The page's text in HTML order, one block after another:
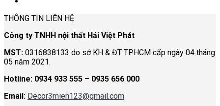
THÔNG TIN LIÊN HỆ
Công ty TNHH nội thất Hải Việt Phát
MST: 0316838133 do sở KH & ĐT TP.HCM cấp ngày 04 tháng
05 năm 2021.
Hotline: 0934 933 555 – 0935 656 000
Email: Decor3mien123@gmail.com